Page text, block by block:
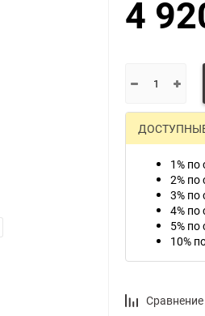
Выберите категорию
4
1%
2%
3%
4%
5%
10%
Сравнение